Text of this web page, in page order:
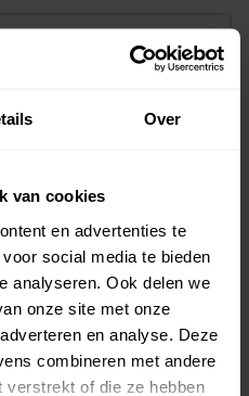
Over
van cookies
en advertenties te
social media te bieden
analyseren. Ook delen we
onze site met onze
en analyse. Deze
combineren met andere
verstrekt of die ze hebben